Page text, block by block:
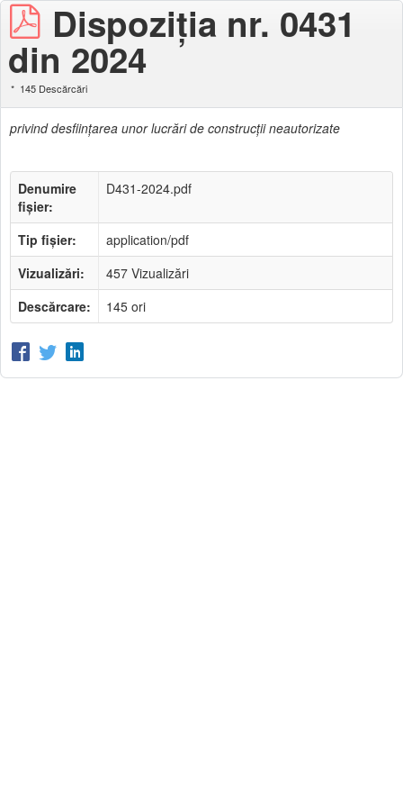
Dispoziţia nr. 0431
din 2024
145 Descărcări
privind desfiinţarea unor lucrări de construcţii neautorizate
Denumire
fișier:
D431-2024.pdf
Tip fișier:
application/pdf
Vizualizări:
457 Vizualizări
Descărcare:
145 ori